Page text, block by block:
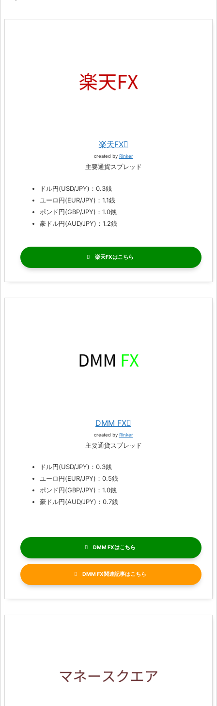
楽天FX
created by Rinker
主要通貨スプレッド
ドル円(USD/JPY)：0.3銭
ユーロ円(EUR/JPY)：1.1銭
ポンド円(GBP/JPY)：1.0銭
豪ドル円(AUD/JPY)：1.2銭
楽天FX
DMM FX
created by Rinker
主要通貨スプレッド
ドル円(USD/JPY)：0.3銭
ユーロ円(EUR/JPY)：0.5銭
ポンド円(GBP/JPY)：1.0銭
豪ドル円(AUD/JPY)：0.7銭
DMM FX
DMM FX関連記事